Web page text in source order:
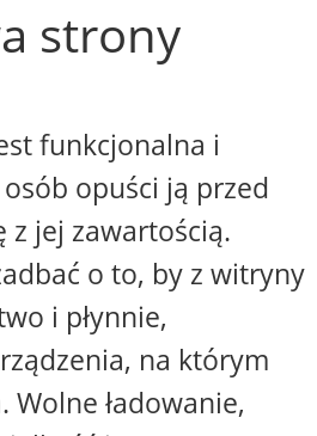
strony
funkcjonalna i
opuści ją przed
z jej zawartością.
o to, by z witryny
i płynnie,
na którym
ładowanie,